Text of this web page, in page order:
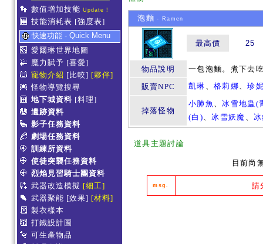
數值增加技能 Update !
技能消耗表 [強度表]
快速功能 - Quick Menu
愛爾琳世界地圖
魔力賦予 [喜愛]
寵物介紹 [比較] [夥伴]
怪物導覽搜尋
地下城資料 [料理]
遺跡資料
影子任務資料
劇場任務資料
訓練所資料
使徒突襲任務資料
烈焰見習騎士團資料
武器改造模擬 [細工]
武器聚能 [效果] [材料]
製衣樣本
打鐵設計圖
可生產物品
泡麵 - Ramen
最高價 25
物品說明
一包泡麵。煮下去
販賣NPC
凱琳 、格莉娜、珍
掉落怪物
小肺魚 、冰雪地蟲(
(白)、冰雪妖魔 、
道具主題討論
目前尚
msg. 請